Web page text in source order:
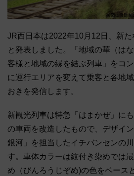
JR西日本は2022年10月12日、新
と発表しました。「地域の華（は
客様と地域の縁を結ぶ列車」をコ
に運行エリアを変えて乗客と各地
おきを発信します。
新観光列車は特急「はまかぜ」に
の車両を改造したもので、デザイ
銀河」を担当したイチバンセンの
す。車体カラーは紋付き染めでは
め（びんろうじぞめ)の色をベース